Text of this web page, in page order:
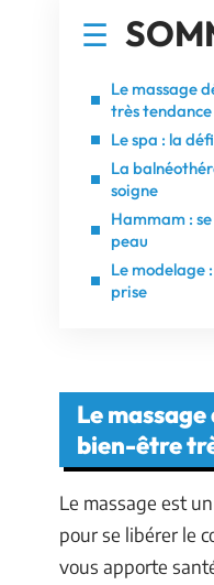
Le massage
très tendance
Le spa : la
La
soigne
Hammam :
peau
Le modelage
prise
Le
bien-être
Le massage est
pour se libérer le
vous apporte